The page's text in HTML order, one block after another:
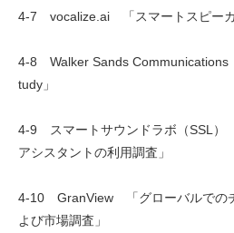
4-7 vocalize.ai 「スマートスピーカ
4-8 Walker Sands
tudy」
4-9 スマートサウンドラボ（SSL）
アシスタントの利用調査」
4-10 GranView 「グローバルでの
よび市場調査」